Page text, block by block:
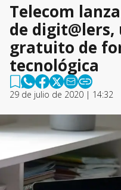
Telecom
de
gratuito de
tecnológica
29 de julio de 2020 | 14:32